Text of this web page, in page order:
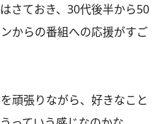
ておき、30代後半から50
からの番組への応援がすご
張りながら、好きなこと